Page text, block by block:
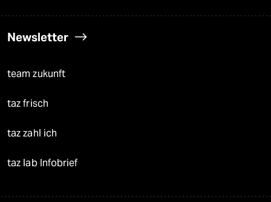
Newsletter
team zukunft
taz frisch
taz zahl ich
taz lab Infobrief